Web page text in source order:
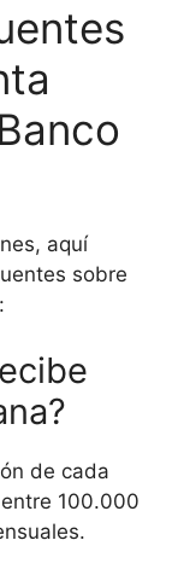
aquí
sobre
de cada
100.000